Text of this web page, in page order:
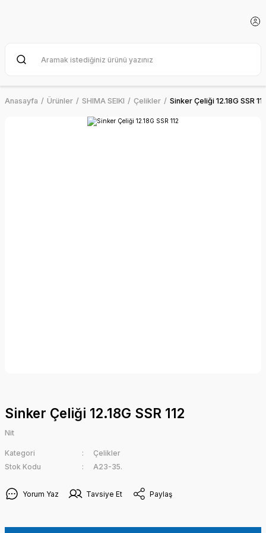
Anasayfa Ürünler SHIMA SEIKI Çelikler Sinker Çeliği 12.18G SSR
Sinker Çeliği 12.18G SSR 112
Nit
Kategori
Çelikler
Stok Kodu
A23-35.
Yorum Yaz Tavsiye Et Paylaş